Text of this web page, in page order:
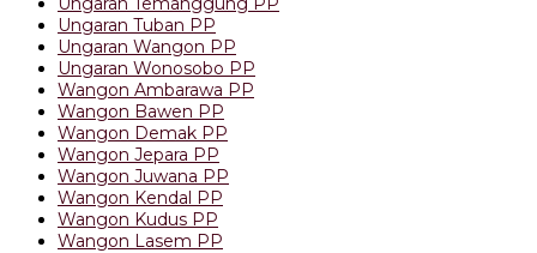
Ungaran Tuban PP
Ungaran Wangon PP
Ungaran Wonosobo PP
Wangon Ambarawa PP
Wangon Bawen PP
Wangon Demak PP
Wangon Jepara PP
Wangon Juwana PP
Wangon Kendal PP
Wangon Kudus PP
Wangon Lasem PP